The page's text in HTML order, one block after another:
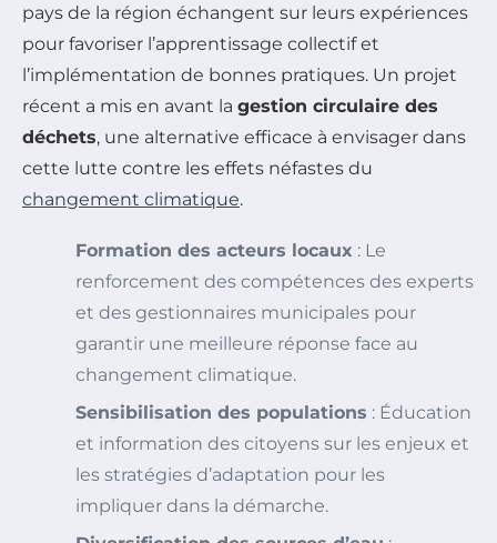
pays de la région échangent sur leurs expériences
pour favoriser l’apprentissage collectif et
l’implémentation de bonnes pratiques. Un projet
récent a mis en avant la gestion circulaire des
déchets, une alternative efficace à envisager dans
cette lutte contre les effets néfastes du
changement climatique.
Formation des acteurs locaux : Le
renforcement des compétences des experts
et des gestionnaires municipales pour
garantir une meilleure réponse face au
changement climatique.
Sensibilisation des populations : Éducation
et information des citoyens sur les enjeux et
les stratégies d’adaptation pour les
impliquer dans la démarche.